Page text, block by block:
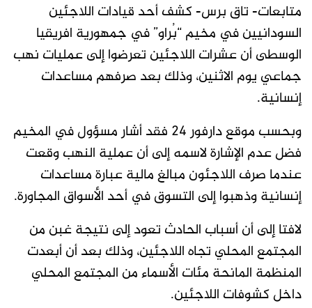
متابعات- تاق برس- كشف أحد قيادات اللاجئين
السودانيين في مخيم “بُراو” في جمهورية افريقيا
الوسطى أن عشرات اللاجئين تعرضوا إلى عمليات نهب
جماعي يوم الاثنين، وذلك بعد صرفهم مساعدات
إنسانية.
وبحسب موقع دارفور 24 فقد أشار مسؤول في المخيم
فضل عدم الإشارة لاسمه إلى أن عملية النهب وقعت
عندما صرف اللاجئون مبالغ مالية عبارة مساعدات
إنسانية وذهبوا إلى التسوق في أحد الأسواق المجاورة.
لافتا إلى أن أسباب الحادث تعود إلى نتيجة غبن من
المجتمع المحلي تجاه اللاجئين، وذلك بعد أن أبعدت
المنظمة المانحة مئات الأسماء من المجتمع المحلي
داخل كشوفات اللاجئين.